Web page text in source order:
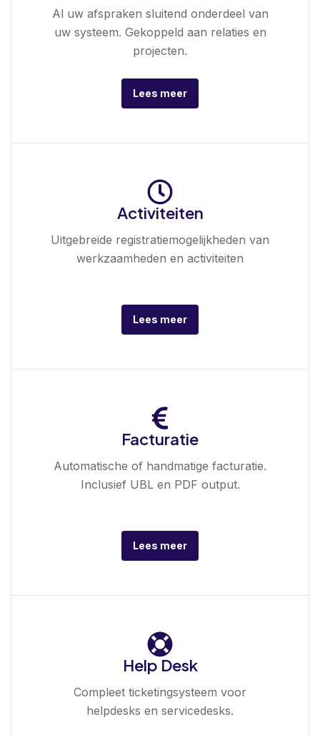
Al uw afspraken sluitend onderdeel van
uw systeem. Gekoppeld aan relaties en
projecten.
Lees meer
Activiteiten
Uitgebreide registratiemogelijkheden van
werkzaamheden en activiteiten
Lees meer
Facturatie
Automatische of handmatige facturatie.
Inclusief UBL en PDF output.
Lees meer
Help Desk
Compleet ticketingsysteem voor
helpdesks en servicedesks.